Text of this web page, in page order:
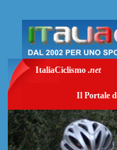
ItaliaCiclismo .net
Il Portale